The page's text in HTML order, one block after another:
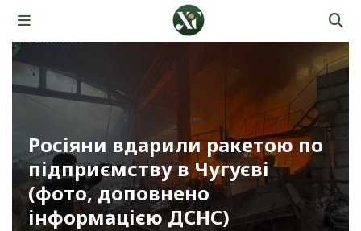
Росіяни вдарили ракетою по
підприємству в Чугуєві
(фото, доповнено
інформацією ДСНС)